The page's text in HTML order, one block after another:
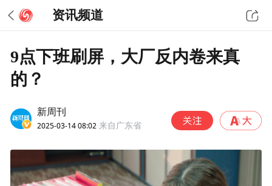
资讯频道
9点下班刷屏，大厂反内卷来真
的？
新周刊
2025-03-14 08:02 来自广东省